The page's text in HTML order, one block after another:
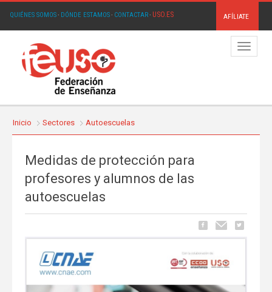
QUIÉNES SOMOS· DÓNDE ESTAMOS· CONTACTAR· USO.ES AFÍLIATE
Menú
Inicio Sectores Autoescuelas
Medidas de protección para
profesores y alumnos de las
autoescuelas